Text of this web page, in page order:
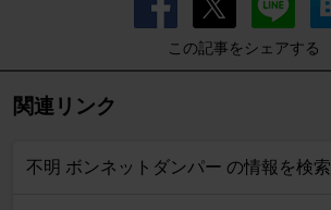
この記事をシェアする
関連リンク
不明 ボンネットダンパー の情報を検索